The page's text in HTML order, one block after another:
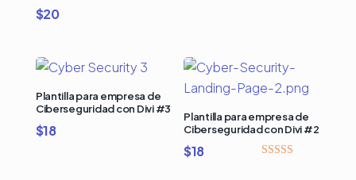
$20
Plantilla para empresa de
Ciberseguridad con Divi #3
$18
Plantilla para empresa de
Ciberseguridad con Divi #2
$18